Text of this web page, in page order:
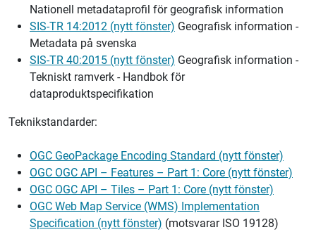
Nationell metadataprofil för geografisk information
SIS-TR 14:2012 (nytt fönster) Geografisk information -
Metadata på svenska
SIS-TR 40:2015 (nytt fönster) Geografisk information -
Tekniskt ramverk - Handbok för
dataproduktspecifikation
Teknikstandarder:
OGC GeoPackage Encoding Standard (nytt fönster)
OGC OGC API – Features – Part 1: Core (nytt fönster)
OGC OGC API – Tiles – Part 1: Core (nytt fönster)
OGC Web Map Service (WMS) Implementation
Specification (nytt fönster) (motsvarar ISO 19128)